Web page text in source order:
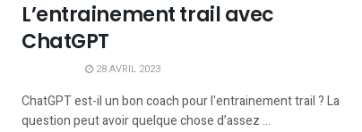
L’entrainement trail avec
ChatGPT
28 AVRIL 2023
ChatGPT est-il un bon coach pour l'entrainement trail ? La
question peut avoir quelque chose d’assez ...